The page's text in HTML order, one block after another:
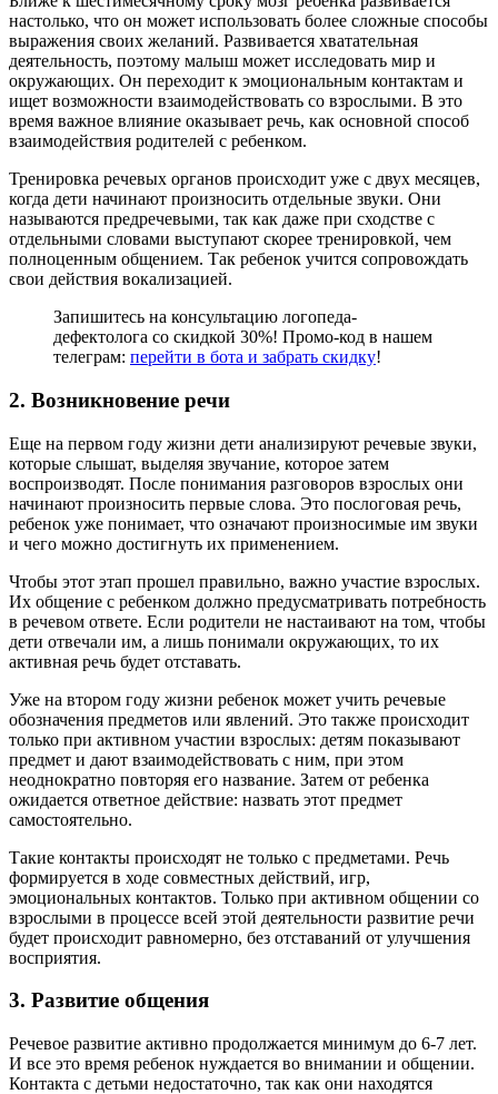
настолько, что он может использовать более сложные способы
выражения своих желаний. Развивается хватательная
деятельность, поэтому малыш может исследовать мир и
окружающих. Он переходит к эмоциональным контактам и
ищет возможности взаимодействовать со взрослыми. В это
время важное влияние оказывает речь, как основной способ
взаимодействия родителей с ребенком.
Тренировка речевых органов происходит уже с двух месяцев,
когда дети начинают произносить отдельные звуки. Они
называются предречевыми, так как даже при сходстве с
отдельными словами выступают скорее тренировкой, чем
полноценным общением. Так ребенок учится сопровождать
свои действия вокализацией.
Запишитесь на консультацию логопеда-
дефектолога со скидкой 30%! Промо-код в нашем
телеграм: перейти в бота и забрать скидку!
2. Возникновение речи
Еще на первом году жизни дети анализируют речевые звуки,
которые слышат, выделяя звучание, которое затем
воспроизводят. После понимания разговоров взрослых они
начинают произносить первые слова. Это послоговая речь,
ребенок уже понимает, что означают произносимые им звуки
и чего можно достигнуть их применением.
Чтобы этот этап прошел правильно, важно участие взрослых.
Их общение с ребенком должно предусматривать потребность
в речевом ответе. Если родители не настаивают на том, чтобы
дети отвечали им, а лишь понимали окружающих, то их
активная речь будет отставать.
Уже на втором году жизни ребенок может учить речевые
обозначения предметов или явлений. Это также происходит
только при активном участии взрослых: детям показывают
предмет и дают взаимодействовать с ним, при этом
неоднократно повторяя его название. Затем от ребенка
ожидается ответное действие: назвать этот предмет
самостоятельно.
Такие контакты происходят не только с предметами. Речь
формируется в ходе совместных действий, игр,
эмоциональных контактов. Только при активном общении со
взрослыми в процессе всей этой деятельности развитие речи
будет происходит равномерно, без отставаний от улучшения
восприятия.
3. Развитие общения
Речевое развитие активно продолжается минимум до 6-7 лет.
И все это время ребенок нуждается во внимании и общении.
Контакта с детьми недостаточно, так как они находятся